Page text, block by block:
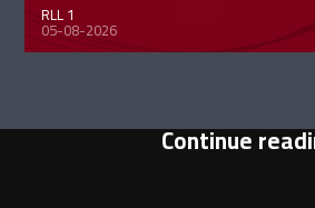
RLL 1
05-08-2026
Continue